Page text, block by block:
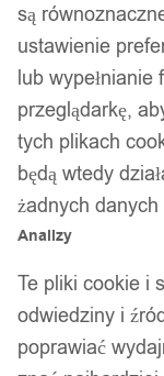
są
ustawienie
lub wypełnianie
przeglądarkę,
tych plikach
będą wtedy
żadnych
Analizy
Te pliki cookie i
odwiedziny i
poprawiać